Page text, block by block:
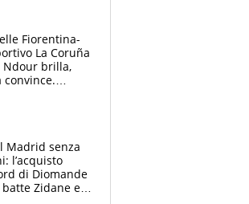
Fiorentina-
La Coruña
Ndour brilla,
convince.
Madrid senza
l’acquisto
di Diomande
batte Zidane e